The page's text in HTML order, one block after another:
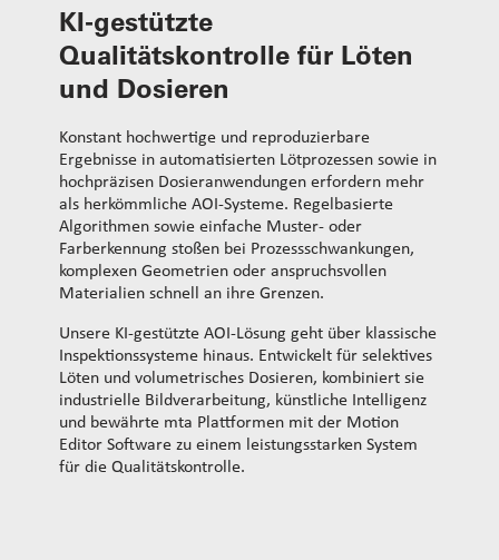
KI-gestützte
Qualitätskontrolle für Löten
und Dosieren
Konstant hochwertige und reproduzierbare
Ergebnisse in automatisierten Lötprozessen sowie in
hochpräzisen Dosieranwendungen erfordern mehr
als herkömmliche AOI-Systeme. Regelbasierte
Algorithmen sowie einfache Muster- oder
Farberkennung stoßen bei Prozessschwankungen,
komplexen Geometrien oder anspruchsvollen
Materialien schnell an ihre Grenzen.
Unsere KI-gestützte AOI-Lösung geht über klassische
Inspektionssysteme hinaus. Entwickelt für selektives
Löten und volumetrisches Dosieren, kombiniert sie
industrielle Bildverarbeitung, künstliche Intelligenz
und bewährte mta Plattformen mit der Motion
Editor Software zu einem leistungsstarken System
für die Qualitätskontrolle.